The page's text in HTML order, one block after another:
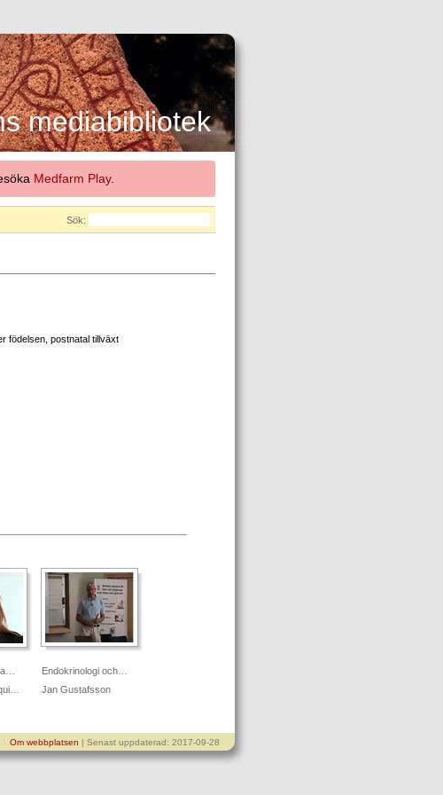
mediabibliotek
Medfarm Play.
Sök:
födelsen, postnatal tillväxt
Endokrinologi och…
Jan Gustafsson
Om webbplatsen | Senast uppdaterad: 2017-09-28